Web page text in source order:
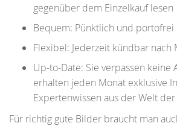
gegenüber dem Einzelkauf lesen
Bequem: Pünktlich und portofrei
Flexibel: Jederzeit kündbar nach
Up-to-Date: Sie verpassen keine
erhalten jeden Monat exklusive
Expertenwissen aus der Welt der
Für richtig gute Bilder braucht man